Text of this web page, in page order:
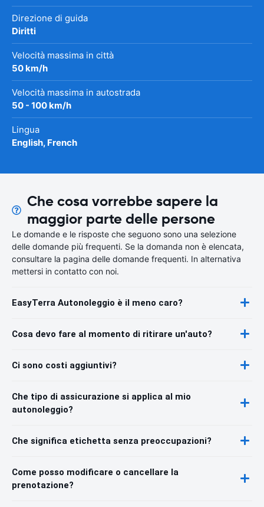
Direzione di guida
Diritti
Velocità massima in città
50 km/h
Velocità massima in autostrada
50 - 100 km/h
Lingua
English, French
Che cosa vorrebbe sapere la
maggior parte delle persone
Le domande e le risposte che seguono sono una selezione
delle domande più frequenti. Se la domanda non è elencata,
consultare la pagina delle domande frequenti. In alternativa
mettersi in contatto con noi.
EasyTerra Autonoleggio è il meno caro?
Cosa devo fare al momento di ritirare un'auto?
Ci sono costi aggiuntivi?
Che tipo di assicurazione si applica al mio
autonoleggio?
Che significa etichetta senza preoccupazioni?
Come posso modificare o cancellare la
prenotazione?